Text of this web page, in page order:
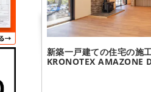
新築一戸建ての住宅の施
KRONOTEX AMAZONE